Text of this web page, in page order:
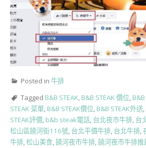
Posted in 牛排
Tagged B&B STEAK, B&B STEAK 價位,
STEAK 菜單, B&B STEAK價位, B&B STEAK外送,
STEAK評價, b&b steak電話, 台北夜市牛排, 台
松山區饒河街116號, 台北平價牛排, 台北牛排,
牛排,松山美食,饒河夜市牛排,饒河夜市牛排推